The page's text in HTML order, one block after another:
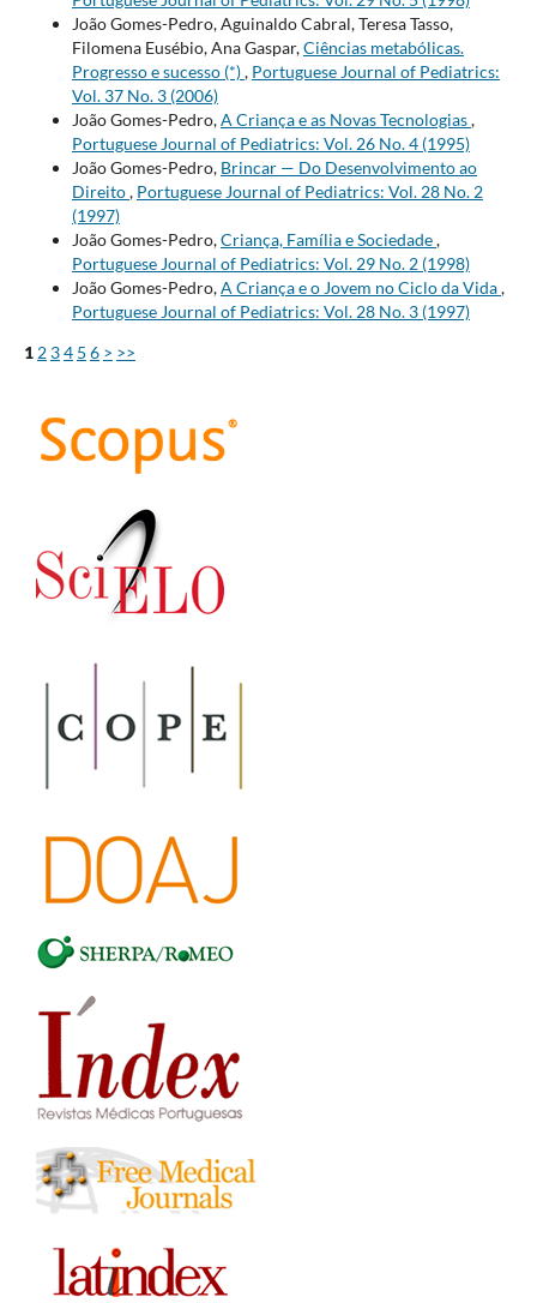
João Gomes-Pedro, Aguinaldo Cabral, Teresa Tasso,
Filomena Eusébio, Ana Gaspar,Ciências metabólicas.
Progresso e sucesso (*), Portuguese Journal of Pediatrics:
Vol. 37 No. 3 (2006)
João Gomes-Pedro,A Criança e as Novas Tecnologias,
Portuguese Journal of Pediatrics: Vol. 26 No. 4 (1995)
João Gomes-Pedro, Brincar — Do Desenvolvimento ao
Direito, Portuguese Journal of Pediatrics: Vol. 28 No. 2
(1997)
João Gomes-Pedro,Criança, Família e Sociedade,
Portuguese Journal of Pediatrics: Vol. 29 No. 2 (1998)
João Gomes-Pedro,A Criança e o Jovem no Ciclo da Vida,
Portuguese Journal of Pediatrics: Vol. 28 No. 3 (1997)
1 2 34 5 6 > >>